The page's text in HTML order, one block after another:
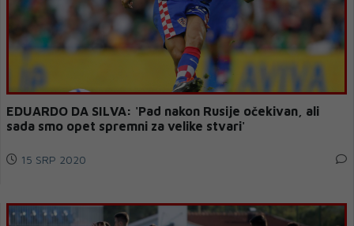
EDUARDO DA SILVA: 'Pad nakon Rusije očekivan, ali
sada smo opet spremni za velike stvari'
15 SRP 2020